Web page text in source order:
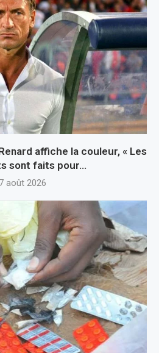
affiche la couleur, « Les
sont faits pour...
7 août 2026